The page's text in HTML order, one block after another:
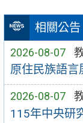
相關公告
2026-08-07
原住民族語言
2026-08-07
115年中央研